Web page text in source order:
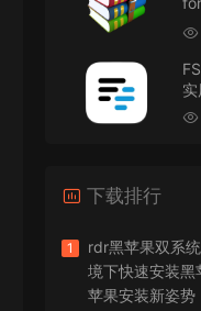
效了
Tahoe 26官方原版系
VMware Workstation
安装unlocker解锁补丁
怎么安装？
来源： PDFify for Mac
imacos.top •
具
下载排行
1
rdr黑苹果双系
境下快速安装
苹果安装新姿势